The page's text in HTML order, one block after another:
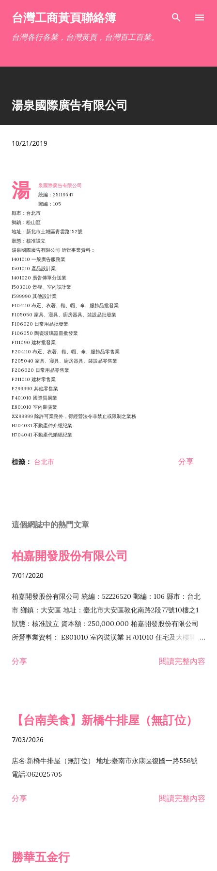
跳到主要內容
台灣工商黃頁聯絡簿
台灣各行各業，台灣黃頁，台灣百工百業。
湯泉國際廣告有限公司
10/21/2019
湯
泉國際廣告有限公司
統編：25119547
郵編：105
縣市：台北市
鄉鎮：松山區
地址：新北市土城區青雲路152號
狀態：核准設立
湯泉國際廣告有限公司 所營事業資料：
I401010 一般廣告服務業
I501010 產品設計業
I401020 廣告傳單分送業
I503010 景觀、室內設計業
I599990 其他設計業
F104110 布疋、衣著、鞋、帽、傘、服飾品批發業
F105050 家具、寢具、廚房器具、裝設品批發業
F106020 日常用品批發業
F106050 陶瓷玻璃器皿批發業
F111090 建材批發業
F204110 布疋、衣著、鞋、帽、傘、服飾品零售業
F205040 家具、寢具、廚房器具、裝設品零售業
F206020 日常用品零售業
F211010 建材零售業
F299990 其他零售業
F401010 國際貿易業
E801010 室內裝潢業
ZZ99999 除許可業務外，得經營法令非禁止或限制之業務
H704031 不動產仲介經紀業
H704041 不動產代銷經紀業
標籤： 台北市 分享
這個網誌中的熱門文章
柏嘉開發股份有限公司
7/01/2020
柏嘉開發股份有限公司 統編：52226520 郵編：106 縣市：台北
市 鄉鎮：大安區 地址：臺北市大安區敦化南路2段77號10樓之1
狀態：核准設立 資本額：250,000,000 柏嘉開發股份有限公司
所營事業資料： E801010 室內裝潢業 H701010 住宅及大樓開發
發業 H703090 不動產買賣業 H703100 不動產租賃業 I503010
分享 閱讀完整內容
【台南美食】新橋牛排屋（無訂位）
7/03/2026
店名:新橋牛排屋（無訂位） 地址:臺南市永康區復國一路556號
電話:062025705
分享 閱讀完整內容
勝華五金行